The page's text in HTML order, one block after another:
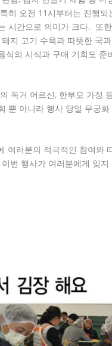
히 오전 11시부터는 진행
시간으로 의미가 크다. 또
지 고기 수육과 따뜻한 국
식의 시식과 구매 기회도
독거 어르신, 한부모 가정
뿐 아니라 행사 당일 무궁
여러분의 적극적인 참여
번 행사가 여러분에게 잊